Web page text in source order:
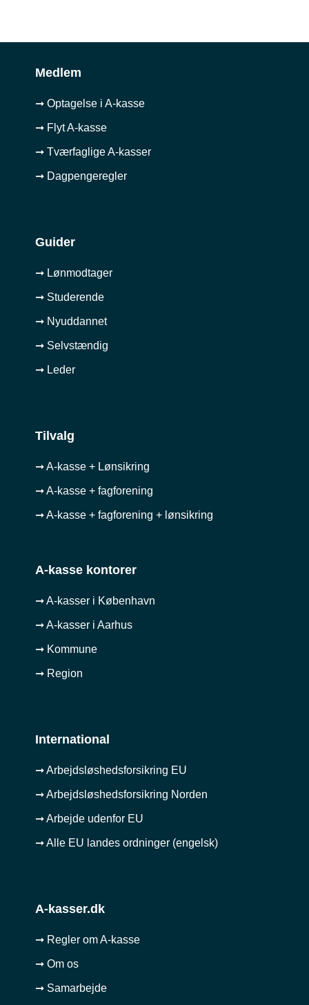
Medlem
➞ Optagelse i A-kasse
➞ Flyt A-kasse
➞ Tværfaglige A-kasser
➞ Dagpengeregler
Guider
➞ Lønmodtager
➞ Studerende
➞ Nyuddannet
➞ Selvstændig
➞ Leder
Tilvalg
➞ A-kasse + Lønsikring
➞ A-kasse + fagforening
➞ A-kasse + fagforening + lønsikring
A-kasse kontorer
➞ A-kasser i København
➞ A-kasser i Aarhus
➞ Kommune
➞ Region
International
➞ Arbejdsløshedsforsikring EU
➞ Arbejdsløshedsforsikring Norden
➞ Arbejde udenfor EU
➞ Alle EU landes ordninger (engelsk)
A-kasser.dk
➞ Regler om A-kasse
➞ Om os
➞ Samarbejde